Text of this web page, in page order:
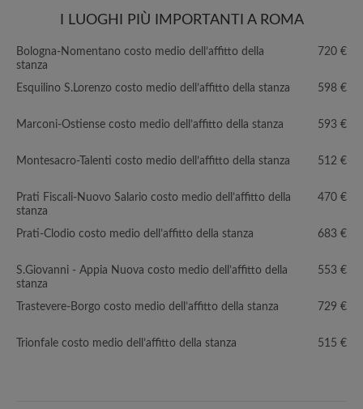
I LUOGHI PIÙ IMPORTANTI A ROMA
Bologna-Nomentano costo medio dell’affitto della
stanza
720 €
Esquilino S.Lorenzo costo medio dell’affitto della stanza 598 €
Marconi-Ostiense costo medio dell’affitto della stanza 593 €
Montesacro-Talenti costo medio dell’affitto della stanza 512 €
Prati Fiscali-Nuovo Salario costo medio dell’affitto della
stanza
470 €
Prati-Clodio costo medio dell’affitto della stanza 683 €
S.Giovanni - Appia Nuova costo medio dell’affitto della
stanza
553 €
Trastevere-Borgo costo medio dell’affitto della stanza 729 €
Trionfale costo medio dell’affitto della stanza 515 €